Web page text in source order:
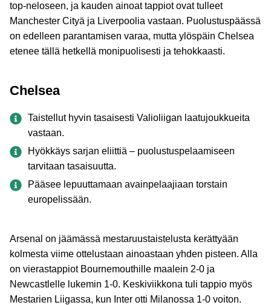
top-neloseen, ja kauden ainoat tappiot ovat tulleet
Manchester Cityä ja Liverpoolia vastaan. Puolustuspäässä
on edelleen parantamisen varaa, mutta ylöspäin Chelsea
etenee tällä hetkellä monipuolisesti ja tehokkaasti.
Chelsea
Taistellut hyvin tasaisesti Valioliigan laatujoukkueita
vastaan.
Hyökkäys sarjan eliittiä – puolustuspelaamiseen
tarvitaan tasaisuutta.
Pääsee lepuuttamaan avainpelaajiaan torstain
europelissään.
Arsenal on jäämässä mestaruustaistelusta kerättyään
kolmesta viime ottelustaan ainoastaan yhden pisteen. Alla
on vierastappiot Bournemouthille maalein 2-0 ja
Newcastlelle lukemin 1-0. Keskiviikkona tuli tappio myös
Mestarien Liigassa, kun Inter otti Milanossa 1-0 voiton.